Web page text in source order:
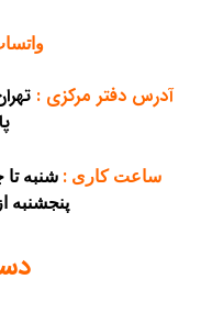
آدرس دفتر مرکزی:
ساعت کاری :
پنجشنبه از